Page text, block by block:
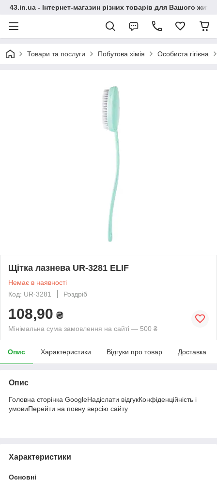
43.in.ua - Інтернет-магазин різних товарів для Вашого
Товари та послуги Побутова хімія Особиста гігієна
Щітка лазнева UR-3281 ELIF
Немає в наявності
Код: UR-3281
Роздріб
108,90 ₴
Мінімальна сума замовлення на сайті — 500 ₴
Опис Характеристики Відгуки про товар Доставка
Опис
Головна сторінка GoogleНадіслати відгукКонфіденційність і
умовиПерейти на повну версію сайту
Характеристики
Основні